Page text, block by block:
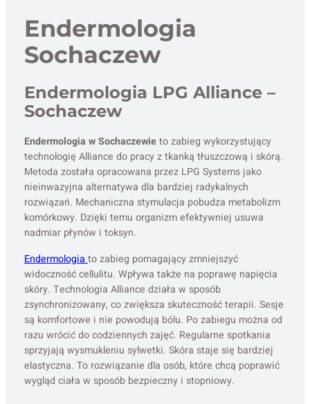
Endermologia
Sochaczew
Endermologia LPG Alliance –
Sochaczew
Endermologia w Sochaczewieto zabieg wykorzystujący
technologię Alliance do pracy z tkanką tłuszczową i skórą.
Metoda została opracowana przez LPG Systems jako
nieinwazyjna alternatywa dla bardziej radykalnych
rozwiązań. Mechaniczna stymulacja pobudza metabolizm
komórkowy. Dzięki temu organizm efektywniej usuwa
nadmiar płynów i toksyn.
Endermologiato zabieg pomagający zmniejszyć
widoczność cellulitu. Wpływa także na poprawę napięcia
skóry. Technologia Alliance działa w sposób
zsynchronizowany, co zwiększa skuteczność terapii. Sesje
są komfortowe i nie powodują bólu. Po zabiegu można od
razu wrócić do codziennych zajęć. Regularne spotkania
sprzyjają wysmukleniu sylwetki. Skóra staje się bardziej
elastyczna. To rozwiązanie dla osób, które chcą poprawić
wygląd ciała w sposób bezpieczny i stopniowy.